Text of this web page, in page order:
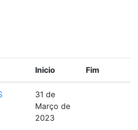
Inicio Fim
31 de
Março de
2023